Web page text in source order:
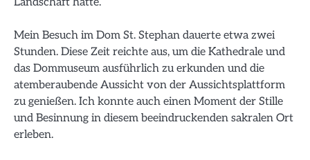
Mein Besuch im Dom St. Stephan dauerte etwa zwei
Stunden. Diese Zeit reichte aus, um die Kathedrale und
das Dommuseum ausführlich zu erkunden und die
atemberaubende Aussicht von der Aussichtsplattform
zu genießen. Ich konnte auch einen Moment der Stille
und Besinnung in diesem beeindruckenden sakralen Ort
erleben.